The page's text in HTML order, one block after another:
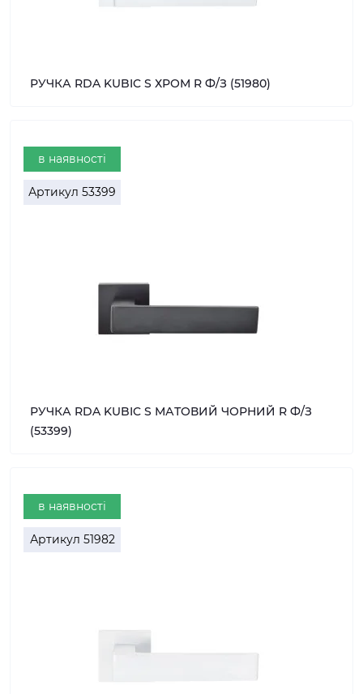
РУЧКА RDA KUBIC S ХРОМ R Ф/З (51980)
в наявності
Артикул 53399
РУЧКА RDA KUBIC S МАТОВИЙ ЧОРНИЙ R Ф/З
(53399)
в наявності
Артикул 51982